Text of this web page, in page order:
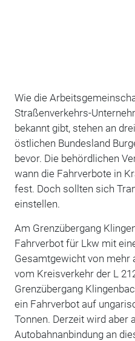
Wie die
Straßenverkehrs-
bekannt gibt, stehen an
östlichen Bundesland
bevor. Die behördlichen
wann die Fahrverbote in
fest. Doch sollten sich
einstellen.
Am Grenzübergang
Fahrverbot für Lkw mit
Gesamtgewicht von mehr
vom Kreisverkehr der L
Grenzübergang
ein Fahrverbot auf
Tonnen. Derzeit wird aber
Autobahnanbindung an